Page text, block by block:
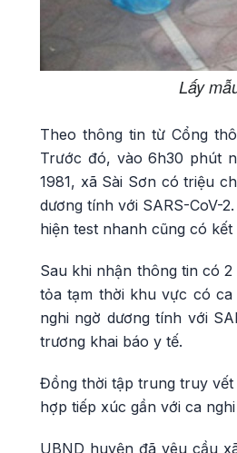
Lấy
Theo thông tin từ Cổng
Trước đó, vào 6h30 phút
1981, xã Sài Sơn có triệu
dương tính với SARS-CoV-
hiện test nhanh cũng có
Sau khi nhận thông tin có
tỏa tạm thời khu vực có
nghi ngờ dương tính với
trương khai báo y tế.
Đồng thời tập trung truy
hợp tiếp xúc gần với ca
UBND huyện đã yêu cầu